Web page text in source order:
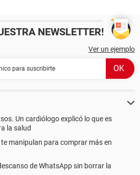
NEWSLETTER!
Ver un ejemplo
Un cardiólogo explicó lo que es
la salud
te manipulan para comprar más en
de WhatsApp sin borrar la